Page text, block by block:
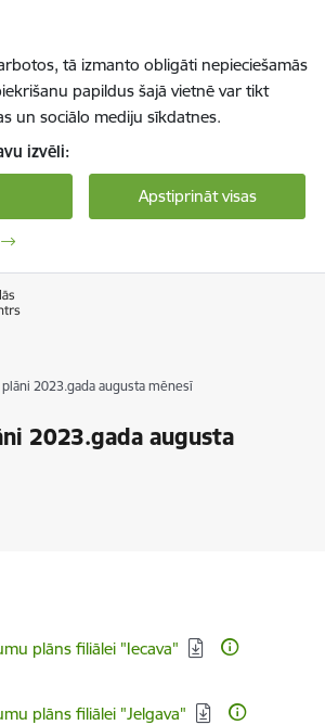
tā izmanto obligāti nepieciešamās
papildus šajā vietnē var tikt
un sociālo mediju sīkdatnes.
izvēli:
Apstiprināt visas
2023.gada augusta mēnesī
2023.gada augusta
plāns filiālei "Iecava"
plāns filiālei "Jelgava"